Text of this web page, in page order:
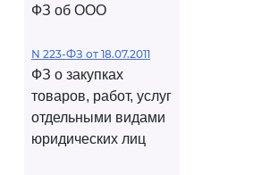
ФЗ об ООО
N 223-ФЗ от 18.07.2011
ФЗ о закупках
товаров, работ, услуг
отдельными видами
юридических лиц